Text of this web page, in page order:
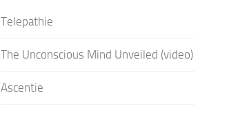
Telepathie
The Unconscious Mind Unveiled (video)
Ascentie